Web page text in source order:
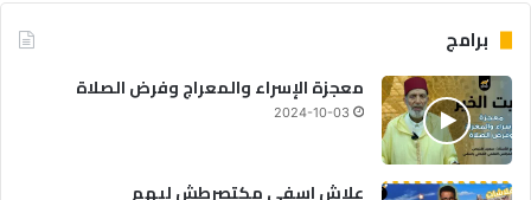
برامج
معجزة الإسراء والمعراج وفرض الصلاة
2024-10-03
علاش اسفي مكتصرطش ليهم